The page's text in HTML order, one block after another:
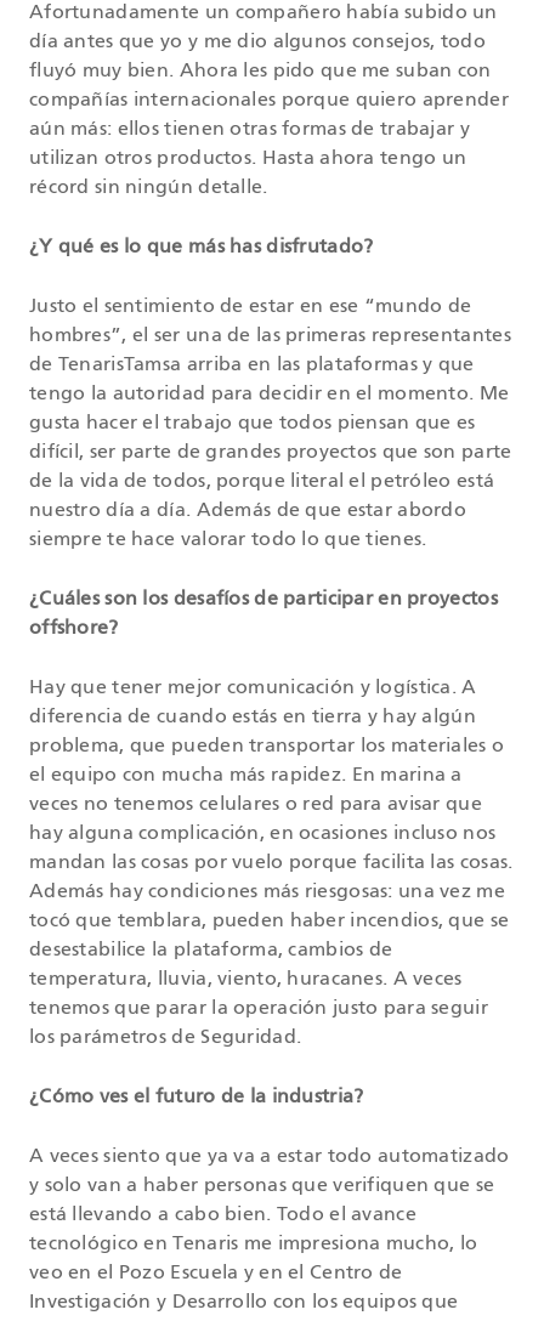
Afortunadamente un compañero había subido un
día antes que yo y me dio algunos consejos, todo
fluyó muy bien. Ahora les pido que me suban con
compañías internacionales porque quiero aprender
aún más: ellos tienen otras formas de trabajar y
utilizan otros productos. Hasta ahora tengo un
récord sin ningún detalle.
¿Y qué es lo que más has disfrutado?
Justo el sentimiento de estar en ese “mundo de
hombres”, el ser una de las primeras representantes
de TenarisTamsa arriba en las plataformas y que
tengo la autoridad para decidir en el momento. Me
gusta hacer el trabajo que todos piensan que es
difícil, ser parte de grandes proyectos que son parte
de la vida de todos, porque literal el petróleo está
nuestro día a día. Además de que estar abordo
siempre te hace valorar todo lo que tienes.
¿Cuáles son los desafíos de participar en proyectos
offshore?
Hay que tener mejor comunicación y logística. A
diferencia de cuando estás en tierra y hay algún
problema, que pueden transportar los materiales o
el equipo con mucha más rapidez. En marina a
veces no tenemos celulares o red para avisar que
hay alguna complicación, en ocasiones incluso nos
mandan las cosas por vuelo porque facilita las cosas.
Además hay condiciones más riesgosas: una vez me
tocó que temblara, pueden haber incendios, que se
desestabilice la plataforma, cambios de
temperatura, lluvia, viento, huracanes. A veces
tenemos que parar la operación justo para seguir
los parámetros de Seguridad.
¿Cómo ves el futuro de la industria?
A veces siento que ya va a estar todo automatizado
y solo van a haber personas que verifiquen que se
está llevando a cabo bien. Todo el avance
tecnológico en Tenaris me impresiona mucho, lo
veo en el Pozo Escuela y en el Centro de
Investigación y Desarrollo con los equipos que